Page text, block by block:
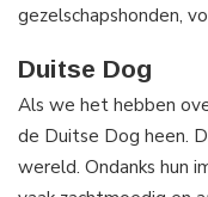
gezelschapshonden,
Duitse Dog
Als we het hebben
de Duitse Dog heen.
wereld. Ondanks hun